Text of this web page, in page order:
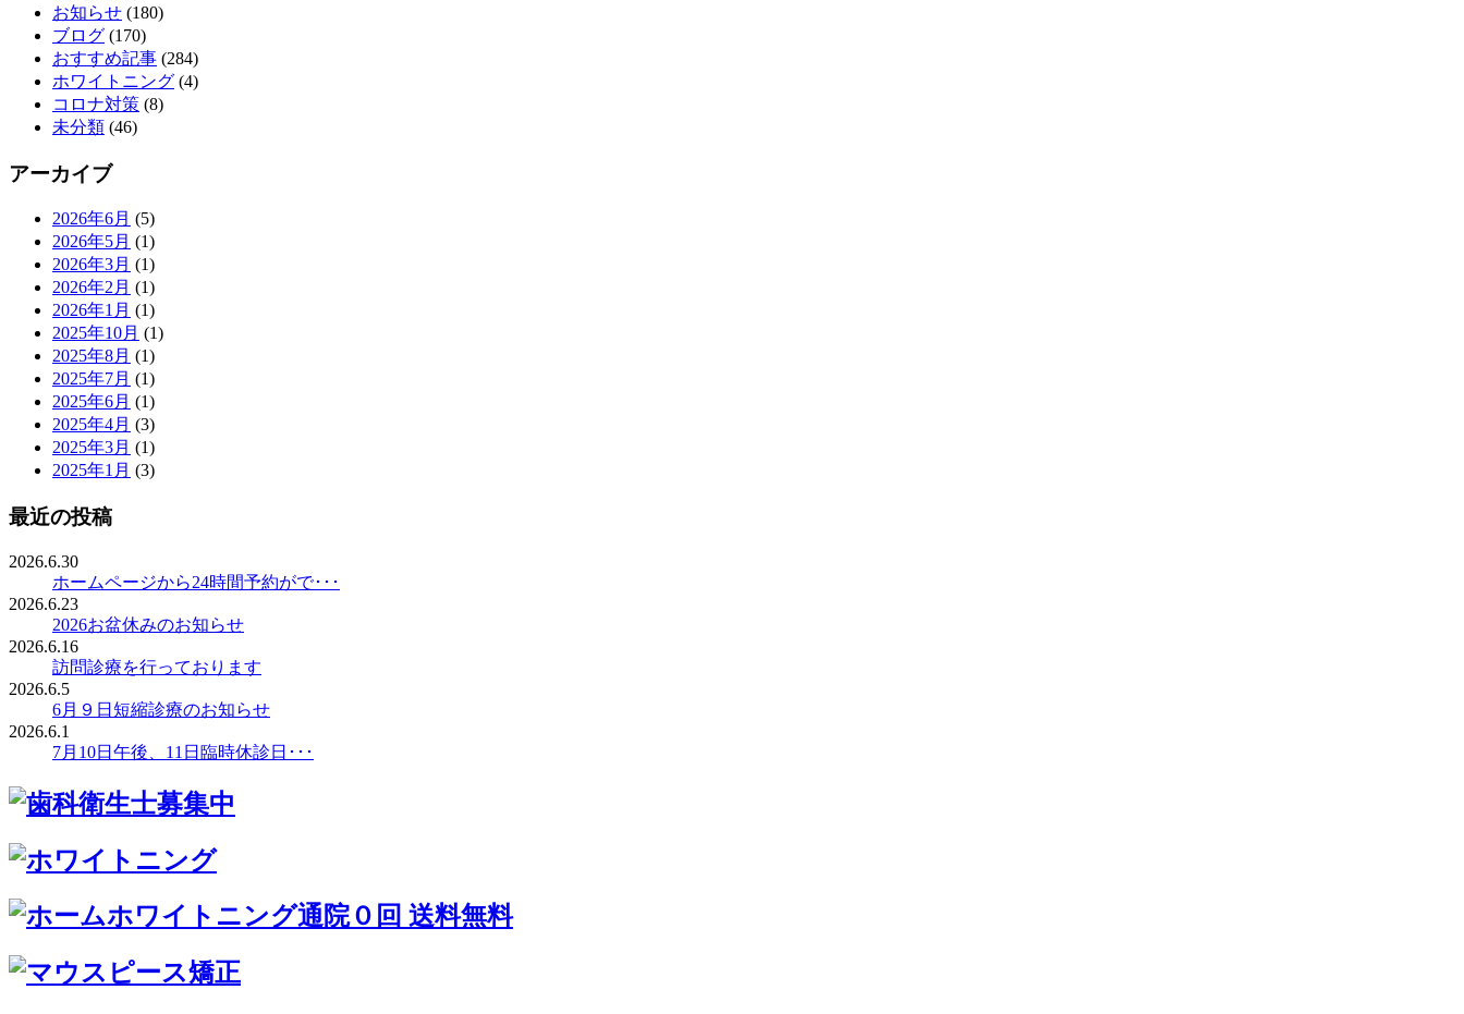
お知らせ (180)
ブログ (170)
おすすめ記事 (284)
ホワイトニング (4)
コロナ対策 (8)
未分類 (46)
アーカイブ
2026年6月 (5)
2026年5月 (1)
2026年3月 (1)
2026年2月 (1)
2026年1月 (1)
2025年10月 (1)
2025年8月 (1)
2025年7月 (1)
2025年6月 (1)
2025年4月 (3)
2025年3月 (1)
2025年1月 (3)
最近の投稿
2026.6.30
ホームページから24時間予約がで･･･
2026.6.23
2026お盆休みのお知らせ
2026.6.16
訪問診療を行っております
2026.6.5
6月９日短縮診療のお知らせ
2026.6.1
7月10日午後、11日臨時休診日･･･